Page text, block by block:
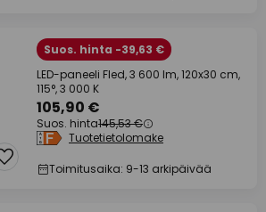
Suos. hinta -39,63 €
LED-paneeli Fled, 3 600 lm, 120x30 cm,
115°, 3 000 K
105,90 €
Suos. hinta145,53 €
Tuotetietolomake
Toimitusaika: 9-13 arkipäivää